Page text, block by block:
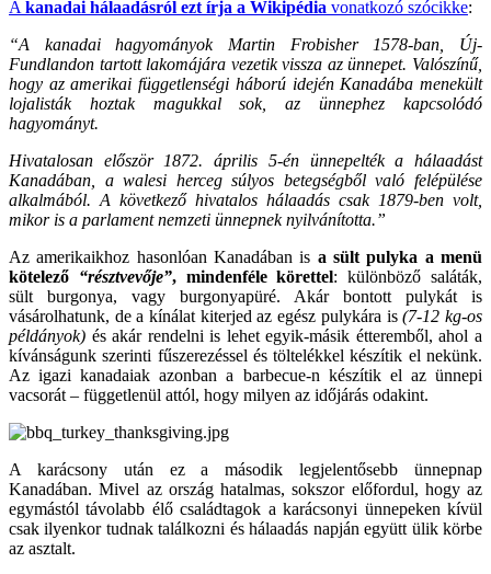
A kanadai hálaadásról ezt írja a Wikipédia vonatkozó szócikke:
“A kanadai hagyományok Martin Frobisher 1578-ban, Új-
Fundlandon tartott lakomájára vezetik vissza az ünnepet. Valószínű,
hogy az amerikai függetlenségi háború idején Kanadába menekült
lojalisták hoztak magukkal sok, az ünnephez kapcsolódó
hagyományt.
Hivatalosan először 1872. április 5-én ünnepelték a hálaadást
Kanadában, a walesi herceg súlyos betegségből való felépülése
alkalmából. A következő hivatalos hálaadás csak 1879-ben volt,
mikor is a parlament nemzeti ünnepnek nyilvánította.”
Az amerikaikhoz hasonlóan Kanadában is a sült pulyka a menü
kötelező “résztvevője”, mindenféle körettel: különböző saláták,
sült burgonya, vagy burgonyapüré. Akár bontott pulykát is
vásárolhatunk, de a kínálat kiterjed az egész pulykára is(7-12 kg-os
példányok) és akár rendelni is lehet egyik-másik étteremből, ahol a
kívánságunk szerinti fűszerezéssel és töltelékkel készítik el nekünk.
Az igazi kanadaiak azonban a barbecue-n készítik el az ünnepi
vacsorát – függetlenül attól, hogy milyen az időjárás odakint.
A karácsony után ez a második legjelentősebb ünnepnap
Kanadában. Mivel az ország hatalmas, sokszor előfordul, hogy az
egymástól távolabb élő családtagok a karácsonyi ünnepeken kívül
csak ilyenkor tudnak találkozni és hálaadás napján együtt ülik körbe
az asztalt.